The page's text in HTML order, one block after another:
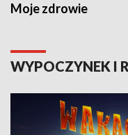
Moje zdrowie
WYPOCZYNEK I